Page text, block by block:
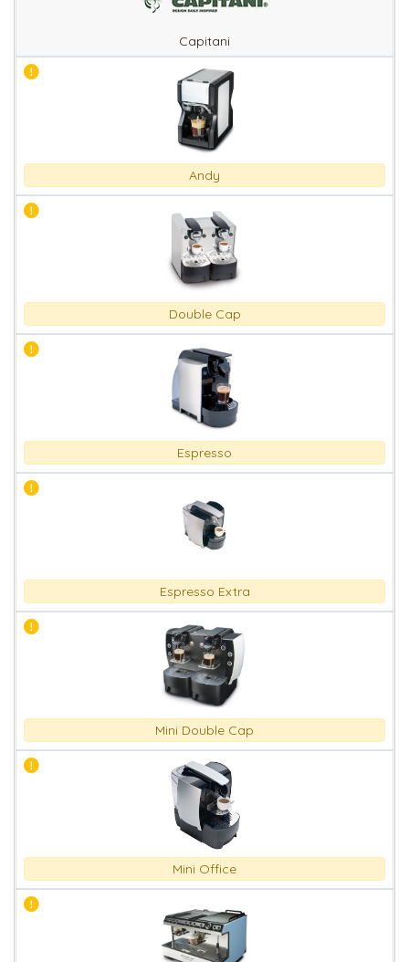
Capitani
Andy
Double Cap
Espresso
Espresso Extra
Mini Double Cap
Mini Office